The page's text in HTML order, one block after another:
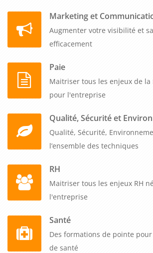
Marketing et
Augmenter votre visibilité et
efficacement
Paie
Maitriser tous les enjeux de la
pour l'entreprise
Qualité, Sécurité et
Qualité, Sécurité,
l’ensemble des techniques
RH
Maitriser tous les enjeux RH
l'entreprise
Santé
Des formations de pointe
de santé